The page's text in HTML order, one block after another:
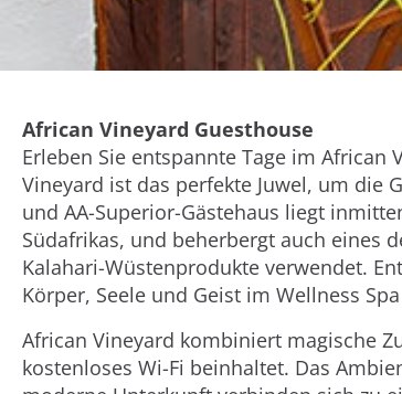
African Vineyard Guesthouse
Erleben Sie entspannte Tage im African
Vineyard ist das perfekte Juwel, um die
und AA-Superior-Gästehaus liegt
Südafrikas, und beherbergt auch eines
Kalahari-Wüstenprodukte verwendet.
Körper, Seele und Geist im Wellness
African Vineyard kombiniert magische
kostenloses Wi-Fi beinhaltet. Das